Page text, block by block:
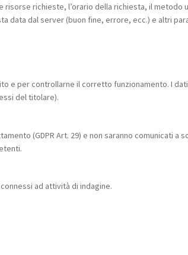
richieste, l’orario della richiesta, il
data dal server (buon fine, errore, ecc.) e altri
e per controllarne il corretto funzionamento. I
del titolare).
(GDPR Art. 29) e non saranno comunicati a
ad attività di indagine.